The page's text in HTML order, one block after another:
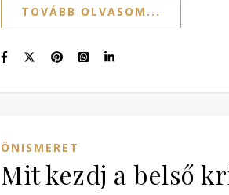
TOVÁBB OLVASOM...
ÖNISMERET
Mit kezdj a belső